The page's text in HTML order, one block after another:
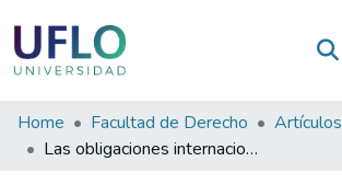
Communities
&
Home Facultad de Derecho
Artículos
Las obligaciones internacionales de los estados y las empresas del comercio de armas en el marco del sistema interamericano de derechos humanos